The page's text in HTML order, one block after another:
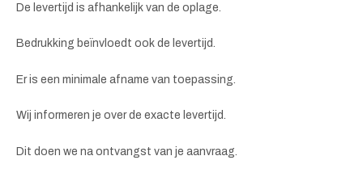
De levertijd is afhankelijk van de oplage.
Bedrukking beïnvloedt ook de levertijd.
Er is een minimale afname van toepassing.
Wij informeren je over de exacte levertijd.
Dit doen we na ontvangst van je aanvraag.